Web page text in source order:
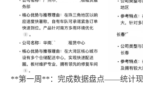
**第一周**：完成数据盘点——统计现